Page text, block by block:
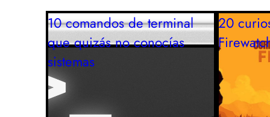
10 comandos de terminal
que quizás no conocías
sistemas
20